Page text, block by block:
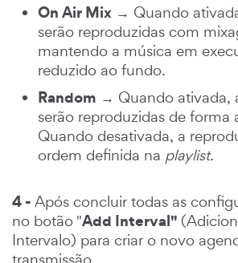
On Air Mix → Quando
serão reproduzidas com
mantendo a música em
reduzido ao fundo.
Random → Quando ativada,
serão reproduzidas de forma
Quando desativada, a
ordem definida na playlist.
4 - Após concluir todas as
no botão "Add Interval"
Intervalo) para criar o novo
transmissão.